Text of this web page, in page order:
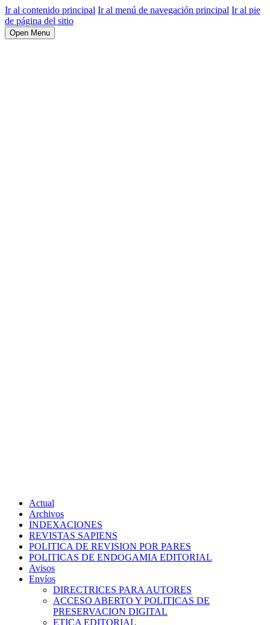
Ir al contenido principal Ir al menú de navegación principal Ir al pie
de página del sitio
Open Menu
Actual
Archivos
INDEXACIONES
REVISTAS SAPIENS
POLITICA DE REVISION POR PARES
POLITICAS DE ENDOGAMIA EDITORIAL
Avisos
Envíos
DIRECTRICES PARA AUTORES
ACCESO ABERTO Y POLITICAS DE
PRESERVACION DIGITAL
ETICA EDITORIAL